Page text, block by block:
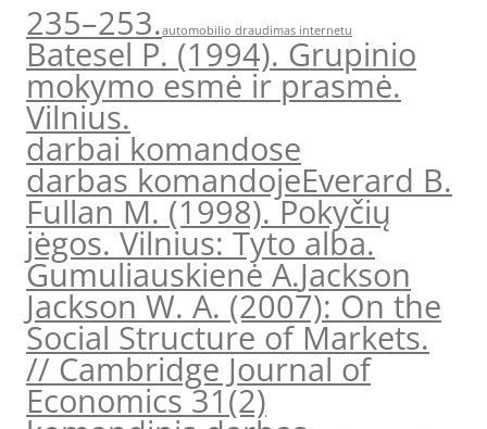
235–253.automobilio draudimas internetu
Batesel P. (1994). Grupinio
mokymo esmė ir prasmė.
Vilnius.
darbai komandose
darbas komandojeEverard B.
Fullan M. (1998). Pokyčių
jėgos. Vilnius: Tyto alba.
Gumuliauskienė A.Jackson
Jackson W. A. (2007): On the
Social Structure of Markets.
// Cambridge Journal of
Economics 31(2)